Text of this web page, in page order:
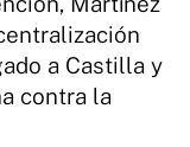
a Castilla y
contra la